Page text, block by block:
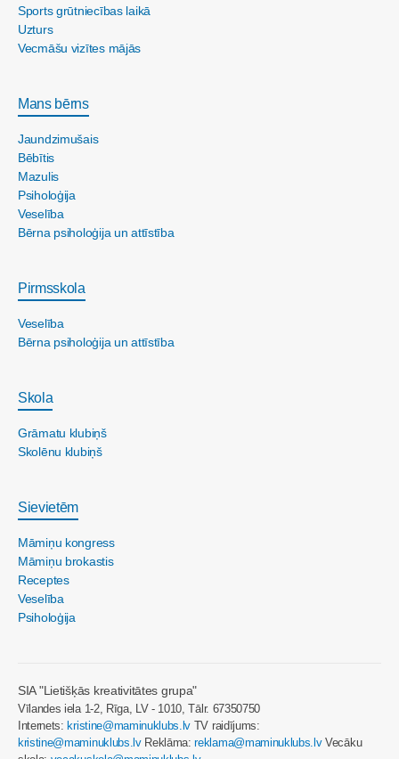
Sports grūtniecības laikā
Uzturs
Vecmāšu vizītes mājās
Mans bērns
Jaundzimušais
Bēbītis
Mazulis
Psiholoģija
Veselība
Bērna psiholoģija un attīstība
Pirmsskola
Veselība
Bērna psiholoģija un attīstība
Skola
Grāmatu klubiņš
Skolēnu klubiņš
Sievietēm
Māmiņu kongress
Māmiņu brokastis
Receptes
Veselība
Psiholoģija
SIA "Lietišķās kreativitātes grupa"
Vīlandes iela 1-2, Rīga, LV - 1010, Tālr. 67350750
Internets:kristine@maminuklubs.lv TV raidījums:
kristine@maminuklubs.lvReklāma:reklama@maminuklubs.lvVecāku